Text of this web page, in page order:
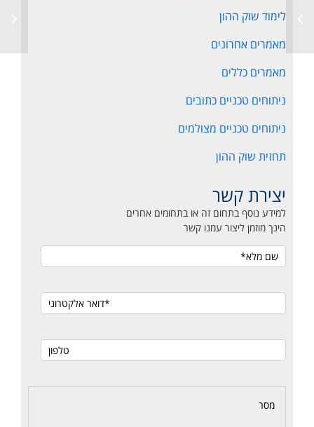
לימוד שוק ההון
מאמרים אחרונים
מאמרים כללים
ניתוחים טכניים כתובים
ניתוחים טכניים מצולמים
תחזית שוק ההון
יצירת קשר
למידע נוסף בתחום זה או בתחומים אחרים
הינך מוזמן ליצור עמנו קשר